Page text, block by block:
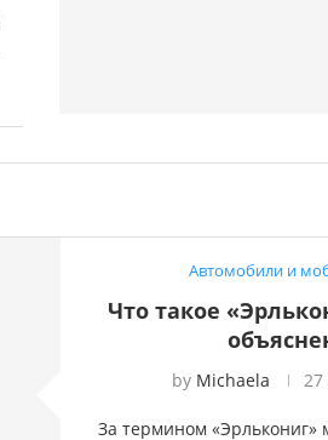
Автомобили и
Что такое
by Michaela
За термином «Эрлькониг»